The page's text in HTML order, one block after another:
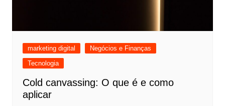
marketing digital
Negócios e Finanças
Tecnologia
Cold canvassing: O que é e como
aplicar